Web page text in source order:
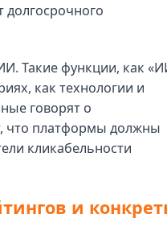
Такие функции, как
как технологии и
говорят о
что платформы должны
кликабельности
и